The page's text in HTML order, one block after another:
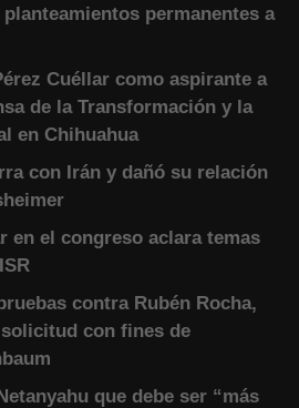
permanentes a
Cuéllar como aspirante a
de la Transformación y la
en Chihuahua
con Irán y dañó su relación
en el congreso aclara temas
contra Rubén Rocha,
con fines de
que debe ser “más